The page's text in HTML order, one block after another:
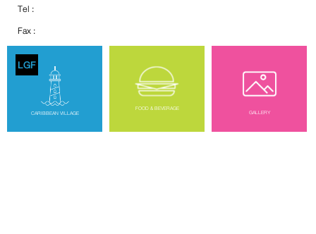
Tel :
Fax :
LGF
CARIBBEAN VILLAGE
FOOD & BEVERAGE GALLERY